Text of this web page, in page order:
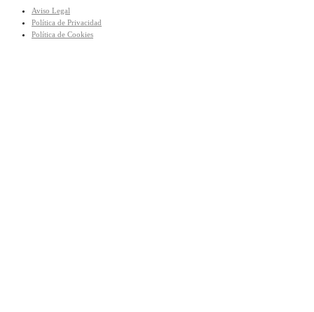
Aviso Legal
Política de Privacidad
Política de Cookies